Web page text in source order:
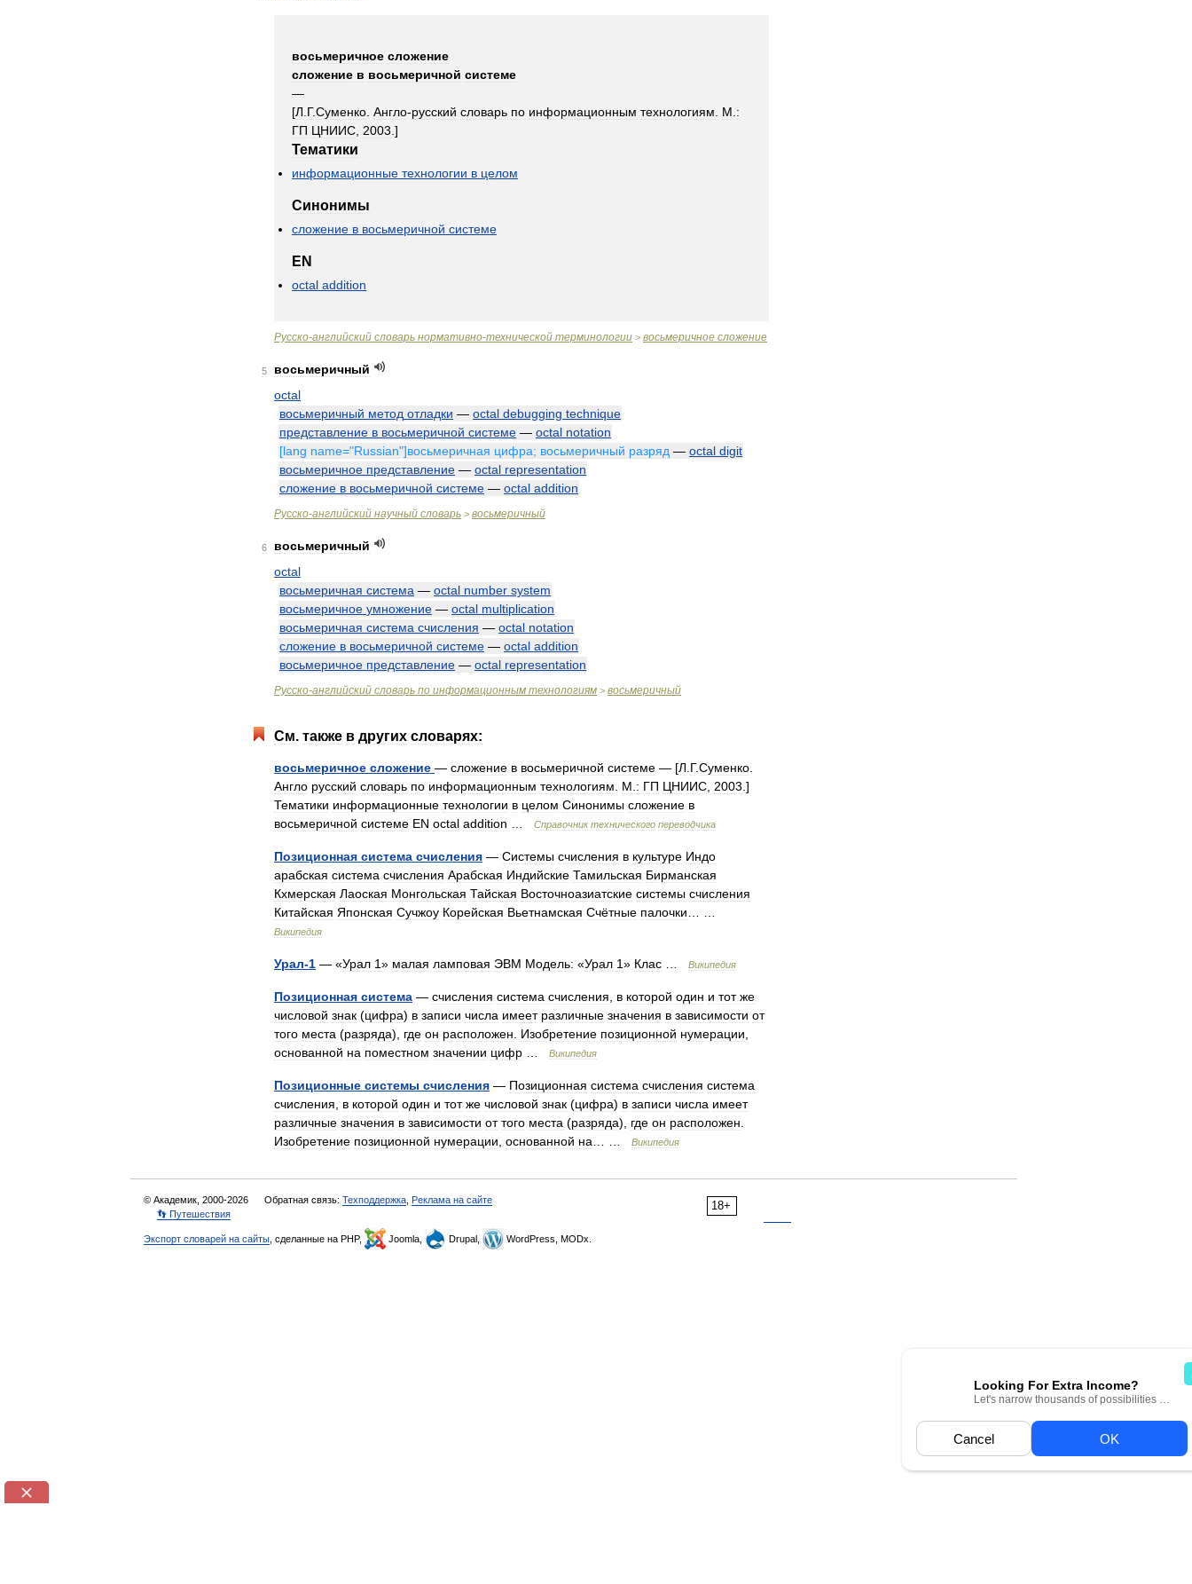
восьмеричное сложение
сложение в восьмеричной системе
—
[Л Г.Суменко Англо-русский словарь по информационным технологиям М :
ГП ЦНИИС 2003 .]
Тематики
информационные технологии в целом
Синонимы
сложение в восьмеричной системе
EN
octal addition
Русско-английский словарь нормативно-технической терминологии > восьмеричное сложение
5
восьмеричный
octal
восьмеричный метод отладки — octal debugging technique
представление в восьмеричной системе — octal notation
[lang name="Russian"]восьмеричная цифра; восьмеричный разряд — octal digit
восьмеричное представление — octal representation
сложение в восьмеричной системе — octal addition
Русско-английский научный словарь > восьмеричный
6
восьмеричный
octal
восьмеричная система — octal number system
восьмеричное умножение — octal multiplication
восьмеричная система счисления — octal notation
сложение в восьмеричной системе — octal addition
восьмеричное представление — octal representation
Русско-английский словарь по информационным технологиям > восьмеричный
См. также в других словарях:
восьмеричное сложение — сложение в восьмеричной системе — [Л Г.Суменко
Англо русский словарь по информационным технологиям М : ГП ЦНИИС 2003 .]
Тематики информационные технологии в целом Синонимы сложение в
восьмеричной системе EN octal addition Справочник технического переводчика
Позиционная система счисления — Системы счисления в культуре Индо
арабская система счисления Арабская Индийские Тамильская Бирманская
Кхмерская Лаоская Монгольская Тайская Восточноазиатские системы счисления
Китайская Японская Сучжоу Корейская Вьетнамская Счётные палочки
Википедия
Урал-1 — «Урал 1» малая ламповая ЭВМ Модель: «Урал 1» Клас Википедия
Позиционная система — счисления система счисления в которой один и тот же
числовой знак (цифра) в записи числа имеет различные значения в зависимости от
того места (разряда), где он расположен Изобретение позиционной нумерации
основанной на поместном значении цифр Википедия
Позиционные системы счисления — Позиционная система счисления система
счисления
в которой один и тот же числовой знак (цифра) в записи числа имеет
различные значения в зависимости от того места (разряда), где он расположен
Изобретение позиционной нумерации основанной на Википедия
18+
© Академик, 2000-2026 Обратная связь: Техподдержка Реклама на сайте
👣 Путешествия
Экспорт словарей на сайты , сделанные на PHP, Joomla, Drupal, WordPress, MODx.